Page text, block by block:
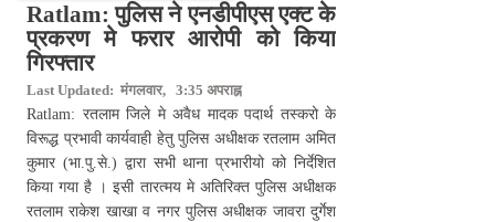
Ratlam: पुलिस ने एनडीपीएस एक्ट के
प्रकरण मे फरार आरोपी को किया
गिरफ्तार
Last Updated: मंगलवार, 3:35 अपराह्न
Ratlam: रतलाम जिले मे अवैध मादक पदार्थ तस्करो के
विरूद्ध प्रभावी कार्यवाही हेतु पुलिस अधीक्षक रतलाम अमित
कुमार (भा.पु.से.) द्वारा सभी थाना प्रभारीयो को निर्देशित
किया गया है । इसी तारत्मय मे अतिरिक्त पुलिस अधीक्षक
रतलाम राकेश खाखा व नगर पुलिस अधीक्षक जावरा दुर्गेश